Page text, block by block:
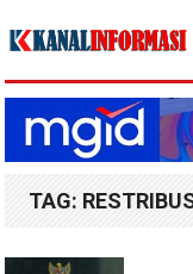
Blog Kanal Info
TAG: